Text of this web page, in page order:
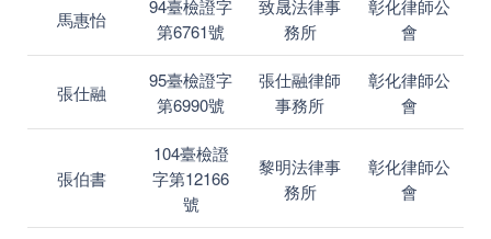
馬惠怡
94臺檢證字
第6761號
致晟法律事
務所
彰化律師公
會
張仕融
95臺檢證字
第6990號
張仕融律師
事務所
彰化律師公
會
張伯書
104臺檢證
字第12166
號
黎明法律事
務所
彰化律師公
會